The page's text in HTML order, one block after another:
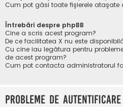
Cum pot găsi toate fişierele ataşate
Întrebări despre phpBB
Cine a scris acest program?
De ce facilitatea X nu este
Cu cine iau legătura pentru
de acest program?
Cum pot contacta administratorul
Probleme de